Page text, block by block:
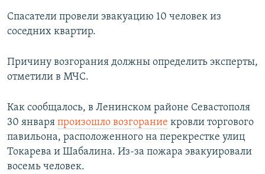
Спасатели провели эвакуацию 10 человек из
соседних квартир.
Причину возгорания должны определить эксперты,
отметили в МЧС.
Как сообщалось, в Ленинском районе Севастополя
30 января произошло возгорание кровли торгового
павильона, расположенного на перекрестке улиц
Токарева и Шабалина. Из-за пожара эвакуировали
восемь человек.